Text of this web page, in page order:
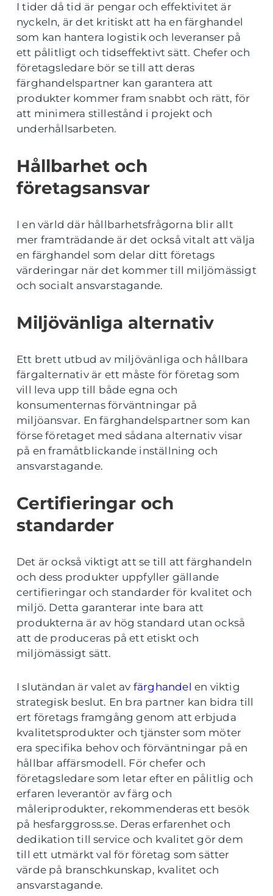
I tider då tid är pengar och effektivitet är
nyckeln, är det kritiskt att ha en färghandel
som kan hantera logistik och leveranser på
ett pålitligt och tidseffektivt sätt. Chefer och
företagsledare bör se till att deras
färghandelspartner kan garantera att
produkter kommer fram snabbt och rätt, för
att minimera stillestånd i projekt och
underhållsarbeten.
Hållbarhet och
företagsansvar
I en värld där hållbarhetsfrågorna blir allt
mer framträdande är det också vitalt att välja
en färghandel som delar ditt företags
värderingar när det kommer till miljömässigt
och socialt ansvarstagande.
Miljövänliga alternativ
Ett brett utbud av miljövänliga och hållbara
färgalternativ är ett måste för företag som
vill leva upp till både egna och
konsumenternas förväntningar på
miljöansvar. En färghandelspartner som kan
förse företaget med sådana alternativ visar
på en framåtblickande inställning och
ansvarstagande.
Certifieringar och
standarder
Det är också viktigt att se till att färghandeln
och dess produkter uppfyller gällande
certifieringar och standarder för kvalitet och
miljö. Detta garanterar inte bara att
produkterna är av hög standard utan också
att de produceras på ett etiskt och
miljömässigt sätt.
I slutändan är valet av färghandel en viktig
strategisk beslut. En bra partner kan bidra till
ert företags framgång genom att erbjuda
kvalitetsprodukter och tjänster som möter
era specifika behov och förväntningar på en
hållbar affärsmodell. För chefer och
företagsledare som letar efter en pålitlig och
erfaren leverantör av färg och
måleriprodukter, rekommenderas ett besök
på hesfarggross.se. Deras erfarenhet och
dedikation till service och kvalitet gör dem
till ett utmärkt val för företag som sätter
värde på branschkunskap, kvalitet och
ansvarstagande.